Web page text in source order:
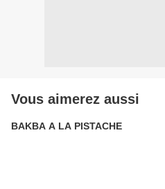
Vous aimerez aussi
BAKBA A LA PISTACHE